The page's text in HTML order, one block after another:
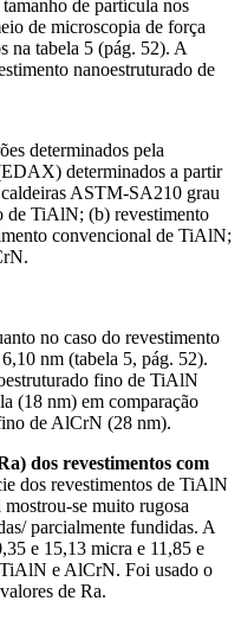
de partícula nos
de microscopia de força
na tabela 5 (pág. 52). A
nanoestruturado de
determinados pela
determinados a partir
ASTM-SA210 grau
de TiAlN; (b) revestimento
convencional de TiAlN;
no caso do revestimento
nm (tabela 5, pág. 52).
fino de TiAlN
(18 nm) em comparação
de AlCrN (28 nm).
dos revestimentos com
dos revestimentos de TiAlN
se muito rugosa
parcialmente fundidas. A
e 15,13 micra e 11,85 e
TiAlN e AlCrN. Foi usado o
de Ra.